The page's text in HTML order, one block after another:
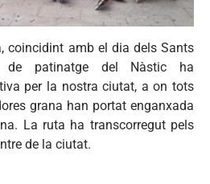
coincidint amb el dia dels Sants
de patinatge del Nàstic ha
per la nostra ciutat, a on tots
grana han portat enganxada
La ruta ha transcorregut pels
de la ciutat.